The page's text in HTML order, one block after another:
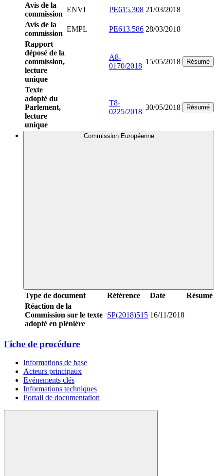
Avis de la
commission
ENVI PE615.308 21/03/2018
Avis de la
commission
EMPL PE613.586 28/03/2018
Rapport
déposé de la
commission,
lecture
unique
A8-
0170/2018
15/05/2018 Résumé
Texte
adopté du
Parlement,
lecture
unique
T8-
0225/2018
30/05/2018 Résumé
Commission Européenne
Type de document Référence Date
Résumé
Réaction de la
Commission sur le texte
adopté en plénière
SP(2018)515 16/11/2018
Fiche de procédure
Informations de base
Acteurs principaux
Evénements clés
Informations techniques
Portail de documentation